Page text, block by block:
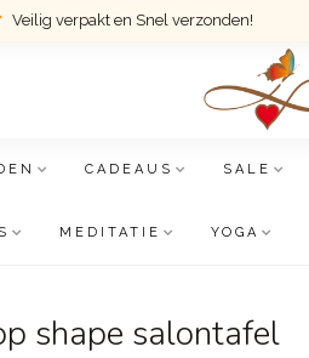
Veilig verpakt en Snel verzonden!
CADEAUS SALE
MEDITATIE YOGA
shape salontafel